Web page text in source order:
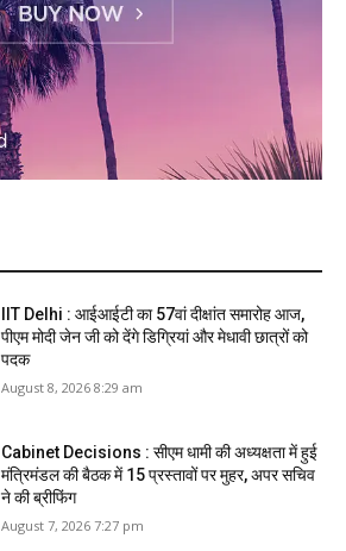
IIT Delhi : आईआईटी का 57वां दीक्षांत समारोह आज,
पीएम मोदी जेन जी को देंगे डिग्रियां और मेधावी छात्रों को
पदक
August 8, 2026 8:29 am
Cabinet Decisions : सीएम धामी की अध्यक्षता में हुई
मंत्रिमंडल की बैठक में 15 प्रस्तावों पर मुहर, अपर सचिव
ने की ब्रीफिंग
August 7, 2026 7:27 pm